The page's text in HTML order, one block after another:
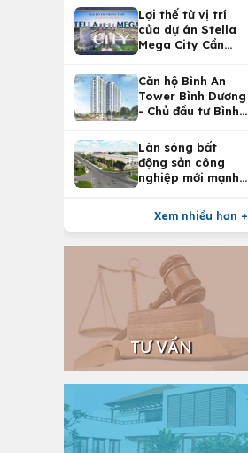
Nhà Tại
Vietcombank
Lợi thế từ vị trí
của dự án Stella
Mega City Cần
Căn hộ Bình An
Tower Bình Dương
- Chủ đầu tư Bình
Làn sóng bất
động sản công
nghiệp mới mạnh
Xem nhiều hơn +
TƯ VẤN